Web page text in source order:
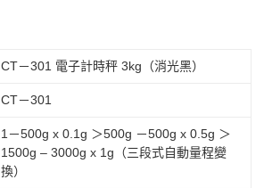
CT－301 電子計時秤 3kg（消光黑）
CT－301
1－500g x 0.1g ＞500g －500g x 0.5g ＞
1500g – 3000g x 1g（三段式自動量程變
換）